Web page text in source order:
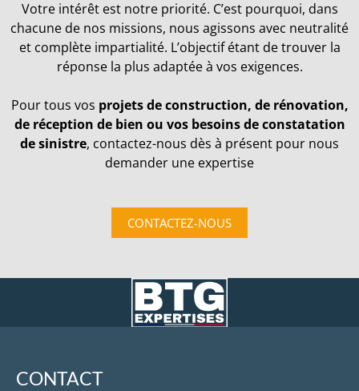
Votre intérêt est notre priorité. C’est pourquoi, dans
chacune de nos missions, nous agissons avec neutralité
et complète impartialité. L’objectif étant de trouver la
réponse la plus adaptée à vos exigences.
Pour tous vos projets de construction, de rénovation,
de réception de bien ou vos besoins de constatation
de sinistre, contactez-nous dès à présent pour nous
demander une expertise
CONTACTEZ-NOUS
CONTACT